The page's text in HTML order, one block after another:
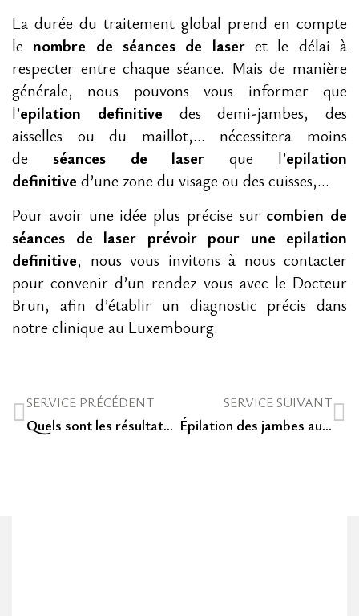
La durée du traitement global prend en compte
le nombre de séances de laseret le délai à
respecter entre chaque séance. Mais de manière
générale, nous pouvons vous informer que
l’epilation definitive des demi-jambes, des
aisselles ou du maillot,… nécessitera moins
de séances de laser que l’epilation
definitive d’une zone du visage ou des cuisses,…
Pour avoir une idée plus précise sur combien de
séances de laser prévoir pour une epilation
definitive, nous vous invitons à nous contacter
pour convenir d’un rendez vous avec le Docteur
Brun, afin d’établir un diagnostic précis dans
notre clinique au Luxembourg.
SERVICE PRÉCÉDENT
Quels sont les résultats de l’épilation au laser? Notre Clinique esthétique au Luxembourg vous dit tout!
SERVICE SUIVANT
Épilation des jambes au laser au Luxembourg, la solution pour avoir les jambes douces et lisses toujours impeccables